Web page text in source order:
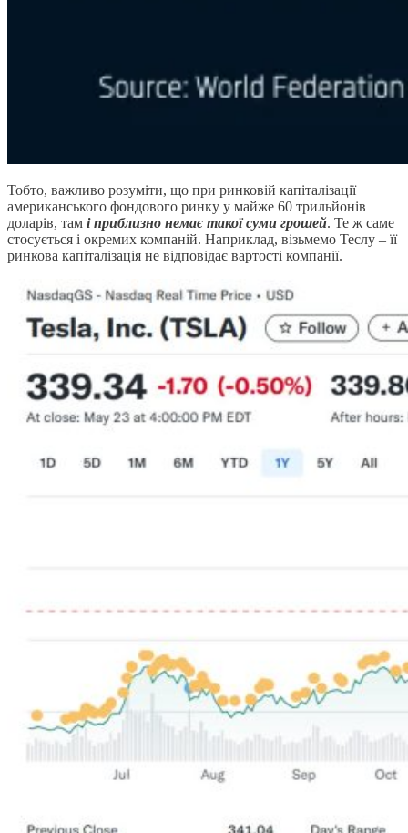
Тобто, важливо розуміти, що при ринковій капіталізації
американського фондового ринку у майже 60 трильйонів
доларів, там і приблизно немає такої суми грошей. Те ж саме
стосується і окремих компаній. Наприклад, візьмемо Теслу – її
ринкова капіталізація не відповідає вартості компанії.